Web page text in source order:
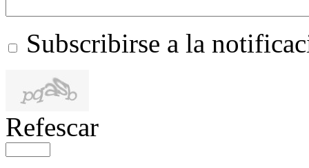
Subscribirse a la
Refescar